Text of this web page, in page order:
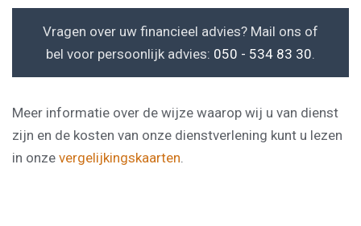
Vragen over uw financieel advies? Mail ons of
bel voor persoonlijk advies: 050 - 534 83 30.
Meer informatie over de wijze waarop wij u van dienst
zijn en de kosten van onze dienstverlening kunt u lezen
in onze vergelijkingskaarten